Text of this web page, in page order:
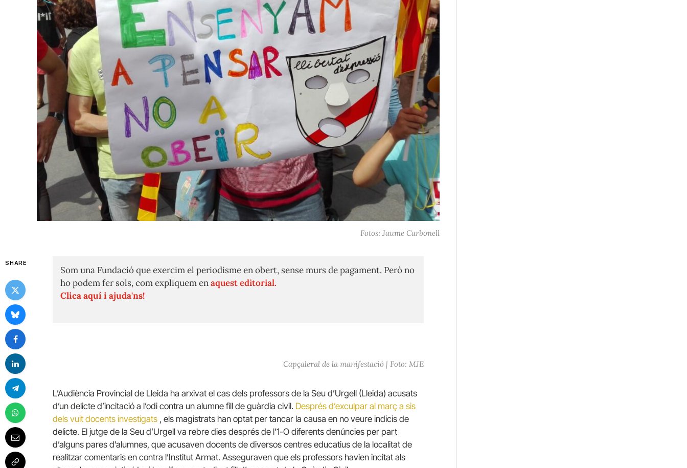
Fotos: Jaume Carbonell
SHARE
Som una Fundació que exercim el periodisme en obert, sense murs de pagament. Però no
ho podem fer sols, com expliquem enaquest editorial.
Clica aquí i ajuda'ns!
Capçaleral de la manifestació | Foto: MJE
L’Audiència Provincial de Lleida ha arxivat el cas dels professors de la Seu d’Urgell (Lleida) acusats
d’un delicte d’incitació a l’odi contra un alumne fill de guàrdia civil. Després d’exculpar al març a sis
dels vuit docents investigats , els magistrats han optat per tancar la causa en no veure indicis de
delicte. El jutge de la Seu d’Urgell va rebre dies després de l’1-O diferents denúncies per part
d’alguns pares d’alumnes, que acusaven docents de diversos centres educatius de la localitat de
realitzar comentaris en contra l’Institut Armat. Asseguraven que els professors havien incitat als